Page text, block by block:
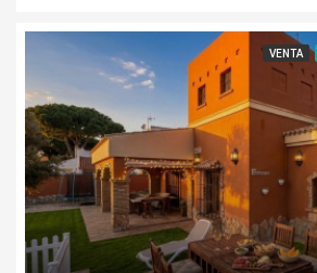
VENTA